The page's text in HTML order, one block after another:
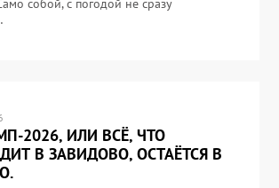
собой, с погодой не сразу
2026, ИЛИ ВСЁ, ЧТО
В ЗАВИДОВО, ОСТАЁТСЯ В